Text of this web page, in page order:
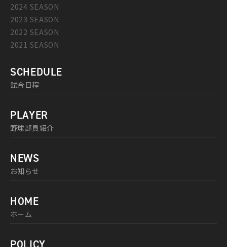
2024 SEASON
2023 SEASON
2022 SEASON
2021 SEASON
SCHEDULE
試合日程
PLAYER
野球部員紹介
NEWS
お知らせ
HOME
ホーム